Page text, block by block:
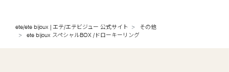
ete/ete bijoux | エテ/エテビジュー 公式サイト
その他
ete bijoux スペシャルBOX /ドローキーリング